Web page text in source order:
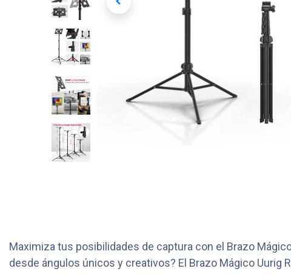
Maximiza tus posibilidades de captura con el Brazo
desde ángulos únicos y creativos? El Brazo Mágico Uurig